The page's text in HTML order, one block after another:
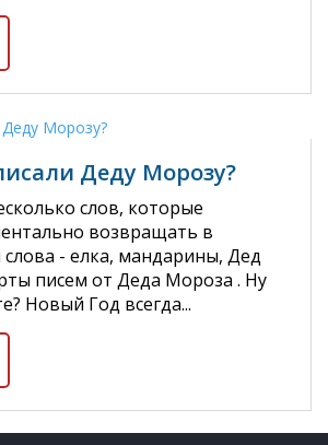
Деду Морозу?
слов, которые
возвращать в
слова - елка, мандарины, Дед
писем от Деда Мороза . Ну
Новый Год всегда...